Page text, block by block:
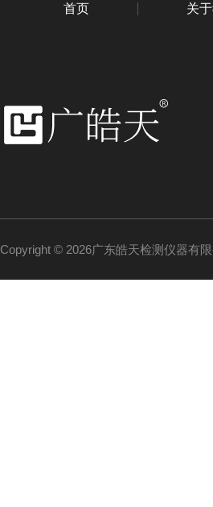
首页 关
Copyright © 2026广东皓天检测仪器有